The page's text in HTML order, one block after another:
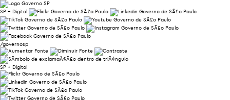
SP + Digital
/governosp
SP + Digital